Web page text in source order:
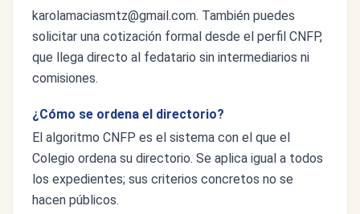
karolamaciasmtz@gmail.com. También puedes
solicitar una cotización formal desde el perfil CNFP,
que llega directo al fedatario sin intermediarios ni
comisiones.
¿Cómo se ordena el directorio?
El algoritmo CNFP es el sistema con el que el
Colegio ordena su directorio. Se aplica igual a todos
los expedientes; sus criterios concretos no se
hacen públicos.